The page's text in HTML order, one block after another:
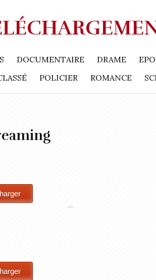
DOCUMENTAIRE DRAME
POLICIER ROMANCE